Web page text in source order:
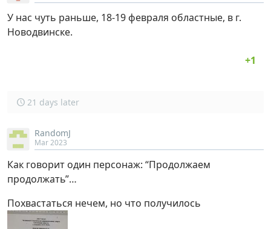
У нас чуть раньше, 18-19 февраля областные, в г.
Новодвинске.
21 days later
RandomJ
Mar 2023
Как говорит один персонаж: “Продолжаем
продолжать”…
Похвастаться нечем, но что получилось